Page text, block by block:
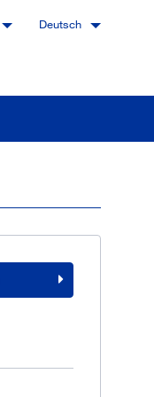
Deutsch